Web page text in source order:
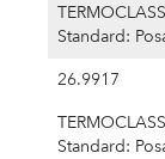
Standard:
26.9917
Standard: